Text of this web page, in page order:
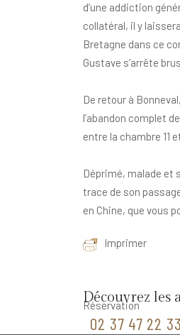
d’une addiction
collatéral, il y
Bretagne dans ce
Gustave s’arrête
De retour à
l’abandon complet
entre la chambre 11
Déprimé, malade et
trace de son
en Chine, que vous
Imprimer
Découvrez les
Réservation
02 37 47 22 33